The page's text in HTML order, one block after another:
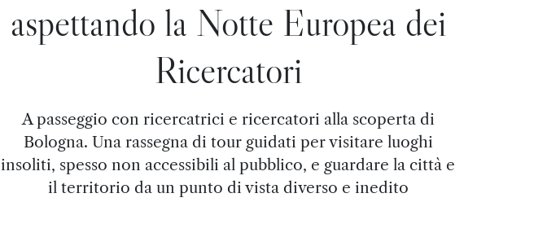
aspettando la Notte Europea dei
Ricercatori
A passeggio con ricercatrici e ricercatori alla scoperta di
Bologna. Una rassegna di tour guidati per visitare luoghi
insoliti, spesso non accessibili al pubblico, e guardare la città e
il territorio da un punto di vista diverso e inedito